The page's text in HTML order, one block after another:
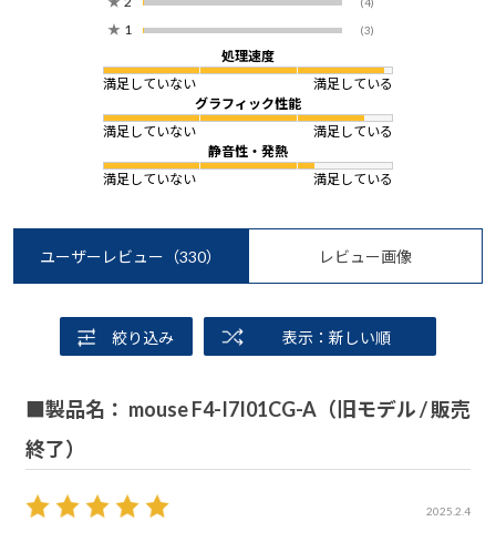
★ 1 (3)
処理速度
満足していない
満足している
グラフィック性能
満足していない
満足している
静音性・発熱
満足していない
満足している
ユーザーレビュー （330） レビュー画像
絞り込み 表示：新しい順
■製品名： mouse F4-I7I01CG-A（旧モデル / 販売
終了）
2025.2.4